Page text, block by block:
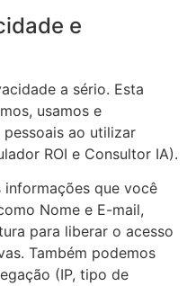
e
a sério. Esta
usamos e
ao utilizar
ROI e Consultor IA).
informações que você
Nome e E-mail,
para liberar o acesso
Também podemos
(IP, tipo de